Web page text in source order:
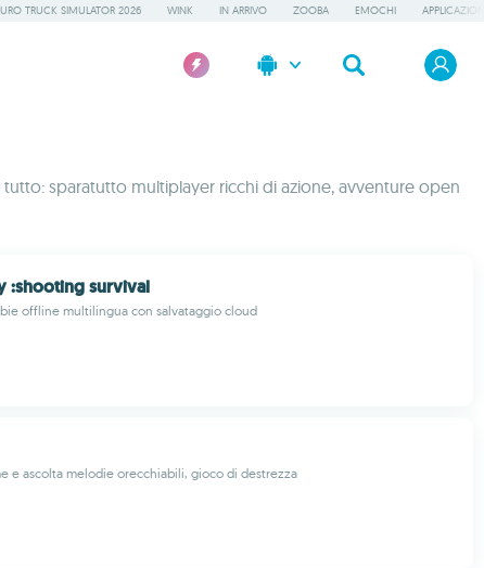
TRUCK SIMULATOR 2026 WINK IN ARRIVO ZOOBA EMOCHI
sparatutto multiplayer ricchi di azione, avventure open
:shooting survival
offline multilingua con salvataggio cloud
e ascolta melodie orecchiabili, gioco di destrezza